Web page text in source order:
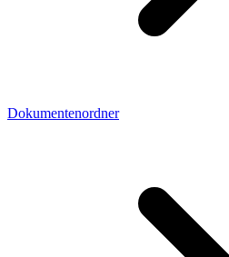
Dokumentenordner